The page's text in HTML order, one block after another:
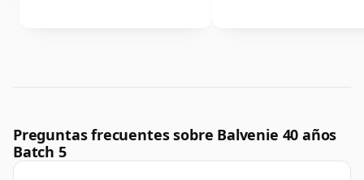
Preguntas frecuentes sobre Balvenie 40 años
Batch 5